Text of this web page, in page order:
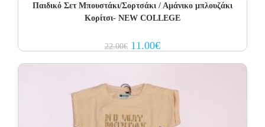
Παιδικό Σετ Μπουστάκι/Σορτσάκι / Αμάνικο μπλουζάκι
Κορίτσι- NEW COLLEGE
22.00€ Original
price
11.00€Current
price